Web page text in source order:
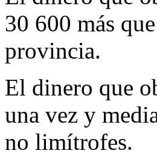
30 600 más
provincia.
El dinero que
una vez y
no limítrofes.